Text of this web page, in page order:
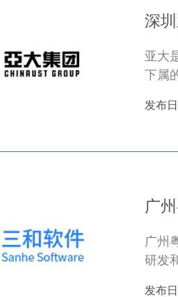
深
亚大
下属
发布
广
广州
研发
发布